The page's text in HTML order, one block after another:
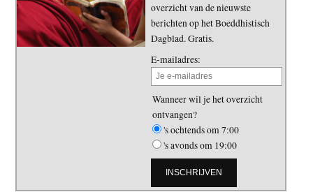
overzicht van de nieuwste
berichten op het Boeddhistisch
Dagblad. Gratis.
E-mailadres:
Wanneer wil je het overzicht
ontvangen?
's ochtends om 7:00
's avonds om 19:00